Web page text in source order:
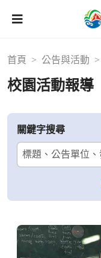
首頁 公告與活動
校園活動報導
關鍵字搜尋